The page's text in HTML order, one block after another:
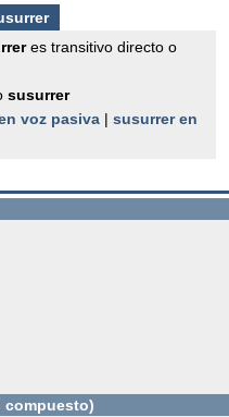
es transitivo directo o
susurrer
voz pasiva | susurrer en
compuesto)